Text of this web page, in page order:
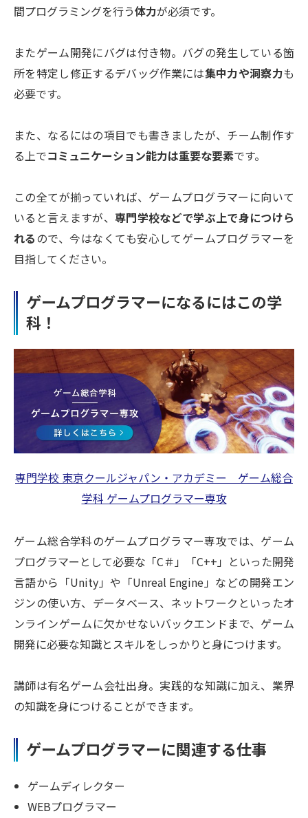
間プログラミングを行う体力が必須です。
またゲーム開発にバグは付き物。バグの発生している箇
所を特定し修正するデバッグ作業には集中力や洞察力も
必要です。
また、なるにはの項目でも書きましたが、チーム制作す
る上でコミュニケーション能力は重要な要素です。
この全てが揃っていれば、ゲームプログラマーに向いて
いると言えますが、 専門学校などで学ぶ上で身につけら
れるので、今はなくても安心してゲームプログラマーを
目指してください。
ゲームプログラマーになるにはこの学
科！
専門学校 東京クールジャパン・アカデミー ゲーム総合
学科 ゲームプログラマー専攻
ゲーム総合学科のゲームプログラマー専攻では、ゲーム
プログラマーとして必要な「C＃」「C++」といった開発
言語から「Unity」や「Unreal Engine」などの開発エン
ジンの使い方、データベース、ネットワークといったオ
ンラインゲームに欠かせないバックエンドまで、ゲーム
開発に必要な知識とスキルをしっかりと身につけます。
講師は有名ゲーム会社出身。実践的な知識に加え、業界
の知識を身につけることができます。
ゲームプログラマーに関連する仕事
ゲームディレクター
WEBプログラマー